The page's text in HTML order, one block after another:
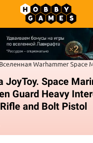
Вселенная WarhammerSpace
JoyToy. Space
Guard Heavy
and Bolt Pistol